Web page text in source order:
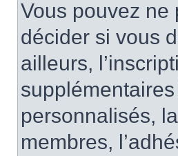
Vous pouvez ne
décider si vous
ailleurs,
personnalisés,
membres,